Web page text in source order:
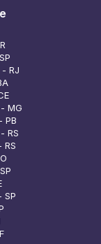
RJ
MG
PB
RS
RS
SP